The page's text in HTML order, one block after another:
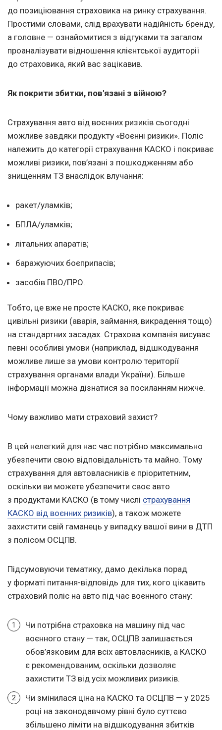
до позиціювання страховика на ринку страхування.
Простими словами, слід врахувати надійність бренду,
а головне — ознайомитися з відгуками та загалом
проаналізувати відношення клієнтської аудиторії
до страховика, який вас зацікавив.
Як покрити збитки, пов'язані з війною?
Страхування авто від воєнних ризиків сьогодні
можливе завдяки продукту «Воєнні ризики». Поліс
належить до категорії страхування КАСКО і покриває
можливі ризики, пов’язані з пошкодженням або
знищенням ТЗ внаслідок влучання:
ракет/уламків;
БПЛА/уламків;
літальних апаратів;
баражуючих боєприпасів;
засобів ПВО/ПРО.
Тобто, це вже не просте КАСКО, яке покриває
цивільні ризики (аварія, займання, викрадення тощо)
на стандартних засадах. Страхова компанія висуває
певні особливі умови (наприклад, відшкодування
можливе лише за умови контролю території
страхування органами влади України). Більше
інформації можна дізнатися за посиланням нижче.
Чому важливо мати страховий захист?
В цей нелегкий для нас час потрібно максимально
убезпечити свою відповідальність та майно. Тому
страхування для автовласників є пріоритетним,
оскільки ви можете убезпечити своє авто
з продуктами КАСКО (в тому числі страхування
КАСКО від воєнних ризиків), а також можете
захистити свій гаманець у випадку вашої вини в ДТП
з полісом ОСЦПВ.
Підсумовуючи тематику, дамо декілька порад
у форматі питання-відповідь для тих, кого цікавить
страховий поліс на авто під час воєнного стану:
Чи потрібна страховка на машину під час
воєнного стану — так, ОСЦПВ залишається
обов’язковим для всіх автовласників, а КАСКО
є рекомендованим, оскільки дозволяє
захистити ТЗ від усіх можливих ризиків.
Чи змінилася ціна на КАСКО та ОСЦПВ — у 2025
році на законодавчому рівні було суттєво
збільшено ліміти на відшкодування збитків